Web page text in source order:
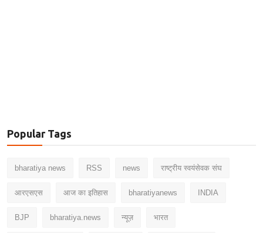
Popular Tags
bharatiya news RSS news राष्ट्रीय स्वयंसेवक संघ
आरएसएस आज का इतिहास bharatiyanews INDIA
BJP bharatiya.news न्यूज़ भारत